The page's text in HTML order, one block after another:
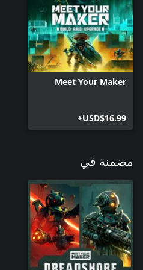
تفادي هجوم بطلقة واحدة. إن المدمر،
اكتشفه نوتيلوس في مخزن أسلحة
استخدم المدفع المدمر لتدمير أي
المدفع الثقيل القوي والمحمول ذخيرة
Meet Your Maker
USD$16.99+
مضمنة في